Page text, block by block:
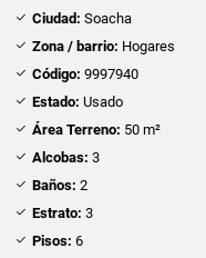
Ciudad: Soacha
Zona / barrio: Hogares
Código: 9997940
Estado: Usado
Área Terreno: 50 m²
Alcobas: 3
Baños: 2
Estrato: 3
Pisos: 6